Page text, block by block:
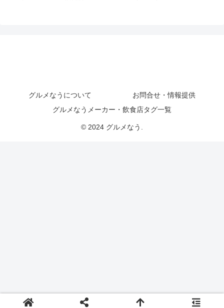
グルメなうについて
お問合せ・情報提供
グルメなうメーカー・飲食店タグ一覧
© 2024 グルメなう.